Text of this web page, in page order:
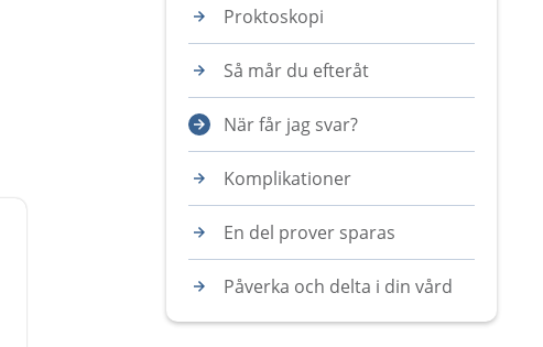
Proktoskopi
Så mår du efteråt
När får jag svar?
Komplikationer
En del prover sparas
Påverka och delta i din vård